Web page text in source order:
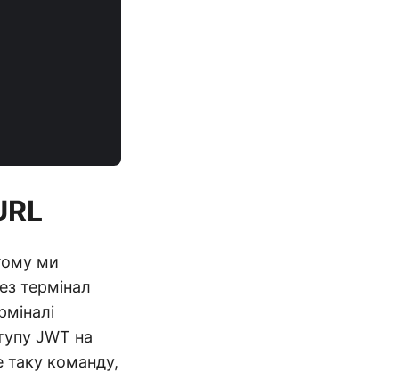
ми
термінал
JWT на
таку команду,